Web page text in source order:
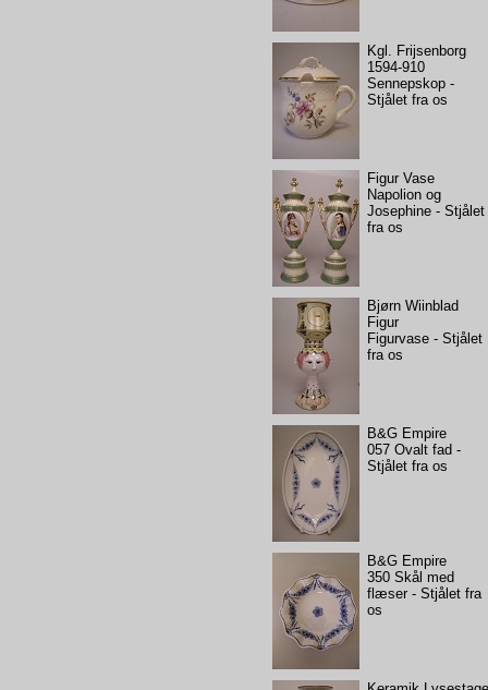
Kgl. Frijsenborg
1594-910
Sennepskop -
Stjålet fra os
Figur Vase
Napolion og
Josephine - Stjålet
fra os
Bjørn Wiinblad
Figur
Figurvase - Stjålet
fra os
B&G Empire
057 Ovalt fad -
Stjålet fra os
B&G Empire
350 Skål med
flæser - Stjålet fra
os